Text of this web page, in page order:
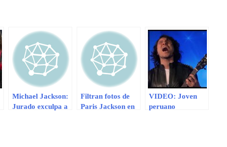
Michael Jackson:
Jurado exculpa a
Filtran fotos de
Paris Jackson en
VIDEO: Joven
peruano